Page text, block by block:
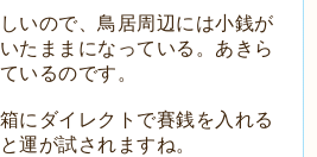
いので、鳥居周辺には小銭が
たままになっている。あきら
いるのです。
にダイレクトで賽銭を入れる
運が試されますね。